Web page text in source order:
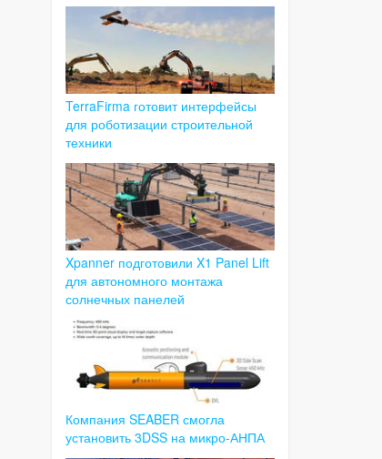
TerraFirma готовит интерфейсы
для роботизации строительной
техники
Xpanner подготовили X1 Panel Lift
для автономного монтажа
солнечных панелей
Компания SEABER смогла
установить 3DSS на микро-АНПА